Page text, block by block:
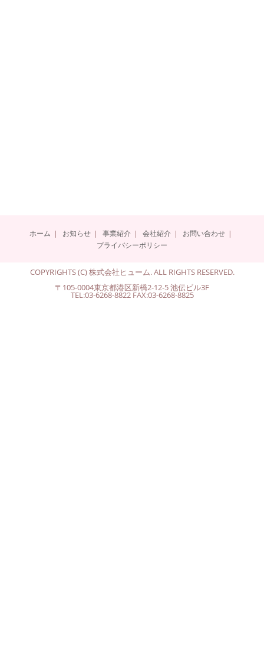
ホーム お知らせ 事業紹介 会社紹介
お問い合わせ
プライバシーポリシー
COPYRIGHTS (C) 株式会社ヒューム. ALL RIGHTS RESERVED.
〒105-0004東京都港区新橋2-12-5 池伝ビル3F
TEL:03-6268-8822 FAX:03-6268-8825